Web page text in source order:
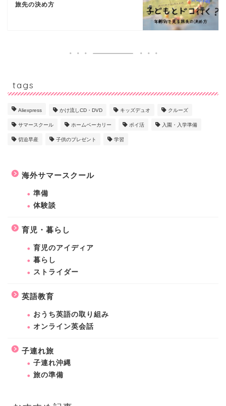
旅先の決め方
tags
Aliexpress かけ流しCD・DVD キッズデュオ クルーズ
サマースクール ホームベーカリー ポイ活 入園・入学準備
切迫早産 子供のプレゼント 学習
海外サマースクール
準備
体験談
育児・暮らし
育児のアイディア
暮らし
ストライダー
英語教育
おうち英語の取り組み
オンライン英会話
子連れ旅
子連れ沖縄
旅の準備